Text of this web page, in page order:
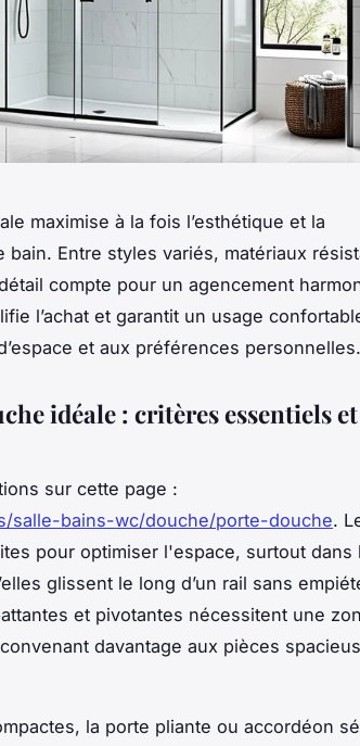
maximise à la fois l’esthétique et la
Entre styles variés, matériaux
compte pour un agencement
l’achat et garantit un usage
et aux préférences personnelles.
idéale : critères essentiels
sur cette page :
salle-bains-wc/douche/porte-douche.
pour optimiser l'espace, surtout dans
glissent le long d’un rail sans
et pivotantes nécessitent une
davantage aux pièces
la porte pliante ou accordéon